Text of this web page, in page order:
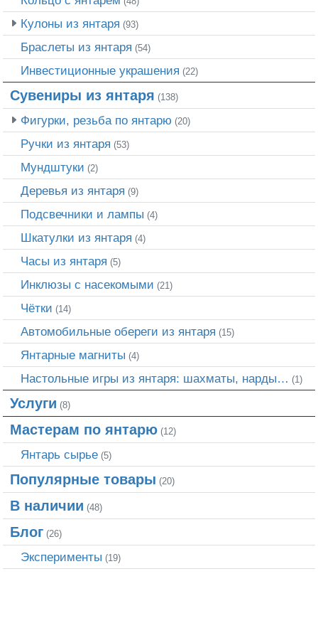
Кулоны из янтаря (93)
Браслеты из янтаря (54)
Инвестиционные украшения (22)
Сувениры из янтаря (138)
Фигурки, резьба по янтарю (20)
Ручки из янтаря (53)
Мундштуки (2)
Деревья из янтаря (9)
Подсвечники и лампы (4)
Шкатулки из янтаря (4)
Часы из янтаря (5)
Инклюзы с насекомыми (21)
Чётки (14)
Автомобильные обереги из янтаря (15)
Янтарные магниты (4)
Настольные игры из янтаря: шахматы, нарды… (1)
Услуги (8)
Мастерам по янтарю (12)
Янтарь сырье (5)
Популярные товары (20)
В наличии (48)
Блог (26)
Эксперименты (19)